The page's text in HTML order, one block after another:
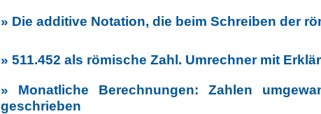
» Die additive Notation, die beim Schreiben der
» 511.452 als römische Zahl. Umrechner mit
» Monatliche Berechnungen: Zahlen
geschrieben